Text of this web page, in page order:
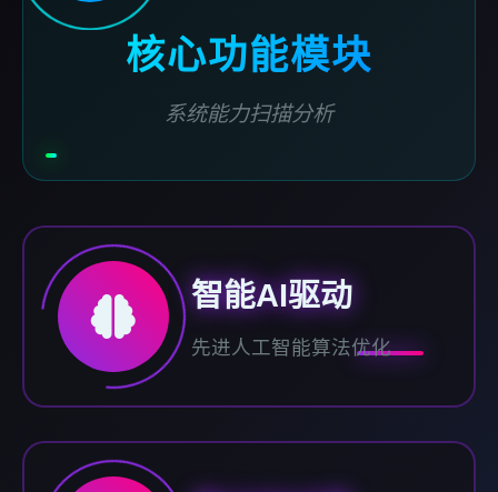
核心功能模块
系统能力扫描分析
智能AI驱动
先进人工智能算法优化